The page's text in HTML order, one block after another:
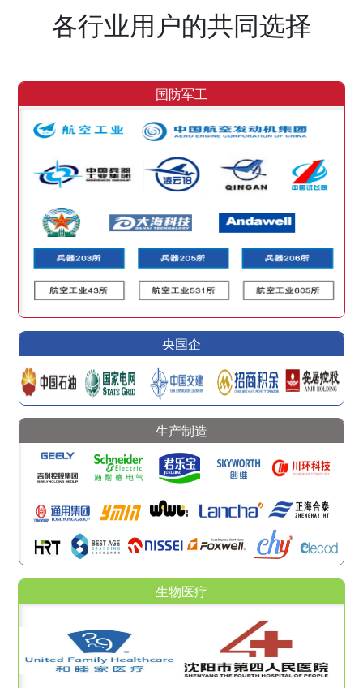
各行业用户的共同选择
国防军工
央国企
生产制造
生物医疗